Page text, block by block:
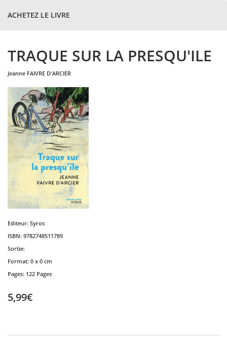
ACHETEZ LE LIVRE
TRAQUE SUR LA PRESQU'ILE
jeanne FAIVRE D'ARCIER
Editeur: Syros
ISBN: 9782748511789
Sortie:
Format: 0 x 0 cm
Pages: 122 Pages
5,99€